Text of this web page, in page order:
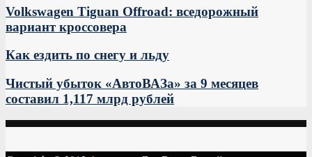
Volkswagen Tiguan Offroad: вседорожный
вариант кроссовера
Как ездить по снегу и льду
Чистый убыток «АвтоВАЗа» за 9 месяцев
составил 1,117 млрд рублей